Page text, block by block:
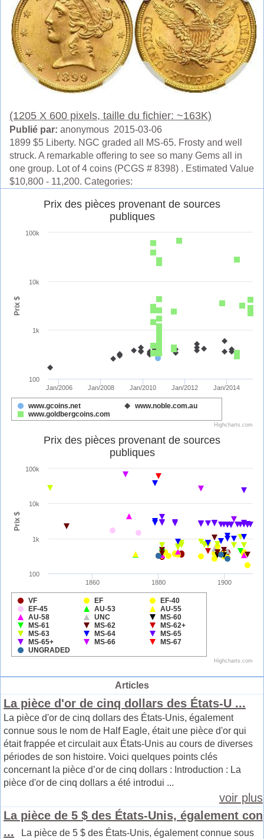
(1205 X 600 pixels, taille du fichier: ~163K)
Publié par: anonymous 2015-03-06
1899 $5 Liberty. NGC graded all MS-65. Frosty and well
struck. A remarkable offering to see so many Gems all in
one group. Lot of 4 coins (PCGS # 8398) . Estimated Value
$10,800 - 11,200. Categories:
Articles
La pièce d'or de cinq dollars des États-U ...
La pièce d'or de cinq dollars des États-Unis, également
connue sous le nom de Half Eagle, était une pièce d'or qui
était frappée et circulait aux États-Unis au cours de diverses
périodes de son histoire. Voici quelques points clés
concernant la pièce d’or de cinq dollars : Introduction : La
pièce d'or de cinq dollars a été introdui ...
voir plus
La pièce de 5 $ des États-Unis, également con
... La pièce de 5 $ des États-Unis, également connue sous